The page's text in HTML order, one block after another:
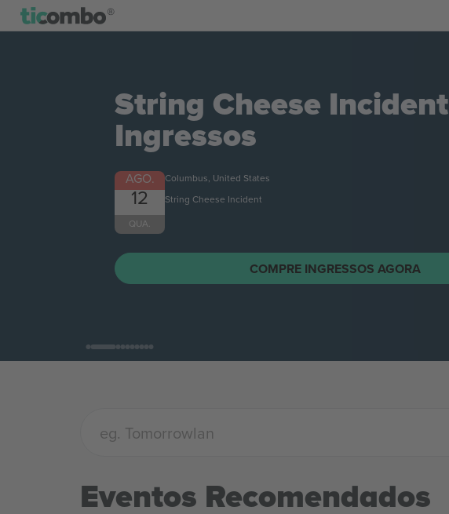
String Cheese Incident
Ingressos
AGO.
12
QUA.
Columbus, United States
String Cheese Incident
COMPRE INGRESSOS AGORA
Eventos Recomendados